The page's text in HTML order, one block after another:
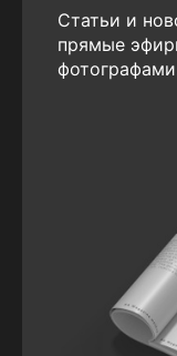
Статьи и
прямые